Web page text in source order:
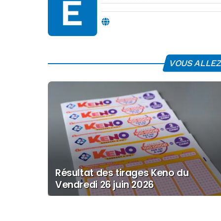
VOUS
Résultat des tirages Keno du
Vendredi 26 juin 2026